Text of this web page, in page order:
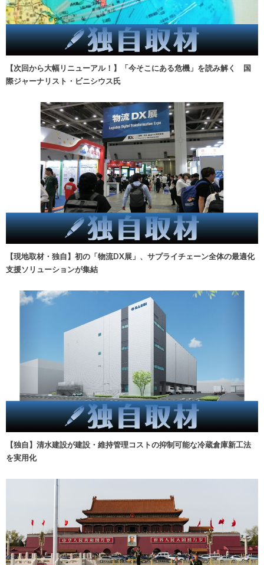
【次回から大幅リニューアル！】「今そこにある危機」を読み解く 国
際ジャーナリスト・ビニシウス氏
【現地取材・独自】初の「物流DX展」、サプライチェーン全体の最適化
支援ソリューションが集結
【独自】清水建設が建設・維持管理コストの抑制可能な冷蔵倉庫新工法
を実用化